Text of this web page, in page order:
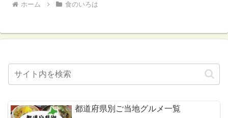
ホーム 食のいろは
都道府県別ご当地グルメ一覧